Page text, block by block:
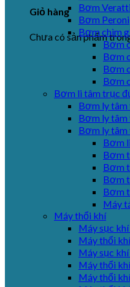
Giỏ hàng
Chưa có sản phẩm
Bơm Veratti
Bơm Peroni
Bơm chìm
Bơm
Bơm
Bơm
Bơm
Bơm li tâm trục
Bơm ly tâm
Bơm ly
Bơm ly tâm
Bơm
Bơm
Bơm
Bơm
Bơm
Máy
Máy thổi khí
Máy sục
Máy thổi
Máy sục
Máy thổi
Máy thổi